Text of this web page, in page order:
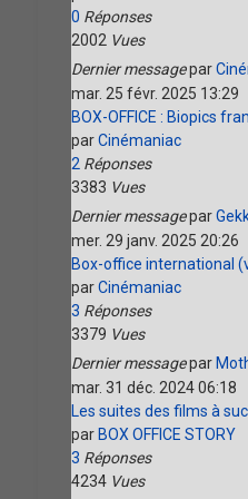
0 Réponses
2002 Vues
Dernier messagepar
mar. 25 févr. 2025 13:29
BOX-OFFICE : Biopics
parCinémaniac
2 Réponses
3383 Vues
Dernier messagepar
mer. 29 janv. 2025 20:26
Box-office international
parCinémaniac
3 Réponses
3379 Vues
Dernier messagepar
mar. 31 déc. 2024 06:18
Les suites des films à
par BOX OFFICE STORY
3 Réponses
4234 Vues